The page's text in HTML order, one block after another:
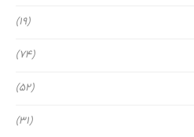
(19)
(74)
(52)
(31)